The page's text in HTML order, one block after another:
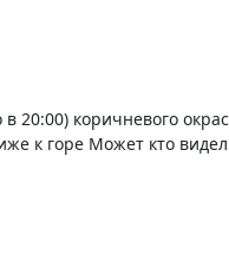
20:00) коричневого
к горе Может кто